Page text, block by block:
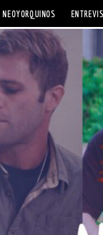
NEOYORQUINOS